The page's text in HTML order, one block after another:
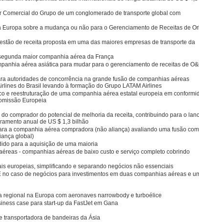
do Grupo de um conglomerado de transporte global com
sobre a mudança ou não para o Gerenciamento de Receitas de
de receita proposta em uma das maiores empresas de transporte da
maior companhia aérea da França
aérea asiática para mudar para o gerenciamento de receitas de
autoridades de concorrência na grande fusão de companhias aéreas
do Brasil levando à formação do Grupo LATAM Airlines
e reestruturação de uma companhia aérea estatal europeia em
Europeia
comprador do potencial de melhoria da receita, contribuindo para o
anual de US $ 1,3 bilhão
a companhia aérea compradora (não aliança) avaliando uma fusão
global)
para a aquisição de uma maioria
- companhias aéreas de baixo custo e serviço completo cobrindo
europeias, simplificando e separando negócios não essenciais
caso de negócios para investimentos em duas companhias aéreas e
na Europa com aeronaves narrowbody e turboélice
case para start-up da FastJet em Gana
transportadora de bandeiras da Ásia